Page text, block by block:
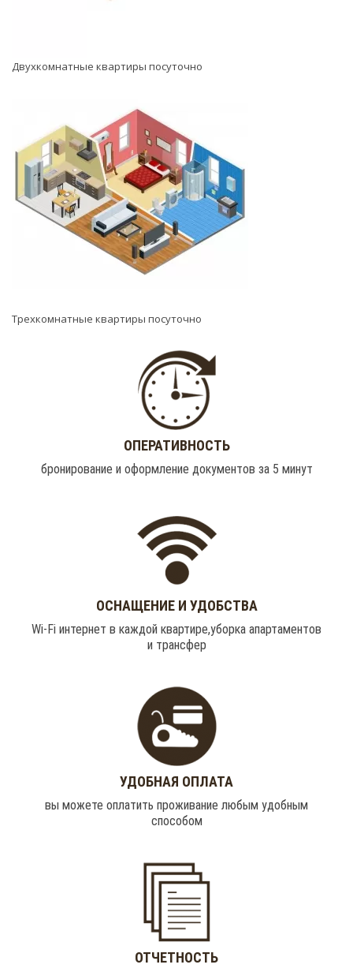
Двухкомнатные квартиры посуточно
Трехкомнатные квартиры посуточно
ОПЕРАТИВНОСТЬ
бронирование и оформление документов за 5 минут
ОСНАЩЕНИЕ И УДОБСТВА
Wi-Fi интернет в каждой квартире,уборка апартаментов
и трансфер
УДОБНАЯ ОПЛАТА
вы можете оплатить проживание любым удобным
способом
ОТЧЕТНОСТЬ